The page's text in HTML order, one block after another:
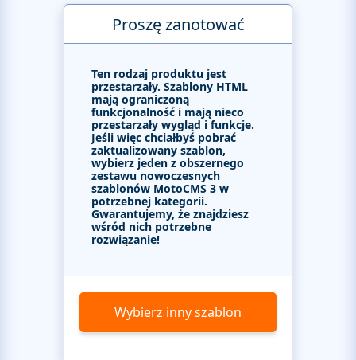
Proszę zanotować
Ten rodzaj produktu jest
przestarzały. Szablony HTML
mają ograniczoną
funkcjonalność i mają nieco
przestarzały wygląd i funkcje.
Jeśli więc chciałbyś pobrać
zaktualizowany szablon,
wybierz jeden z obszernego
zestawu nowoczesnych
szablonów MotoCMS 3 w
potrzebnej kategorii.
Gwarantujemy, że znajdziesz
wśród nich potrzebne
rozwiązanie!
Wybierz inny szablon